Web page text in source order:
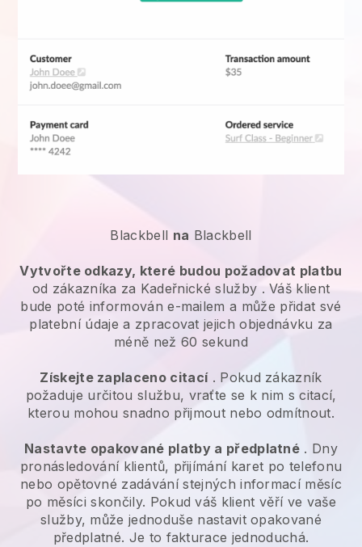
Blackbell na Blackbell
Vytvořte odkazy, které budou požadovat platbu
od zákazníka za Kadeřnické služby . Váš klient
bude poté informován e-mailem a může přidat své
platební údaje a zpracovat jejich objednávku za
méně než 60 sekund
Získejte zaplaceno citací. Pokud zákazník
požaduje určitou službu, vraťte se k nim s citací,
kterou mohou snadno přijmout nebo odmítnout.
Nastavte opakované platby a předplatné . Dny
pronásledování klientů, přijímání karet po telefonu
nebo opětovné zadávání stejných informací měsíc
po měsíci skončily. Pokud váš klient věří ve vaše
služby, může jednoduše nastavit opakované
předplatné. Je to fakturace jednoduchá.